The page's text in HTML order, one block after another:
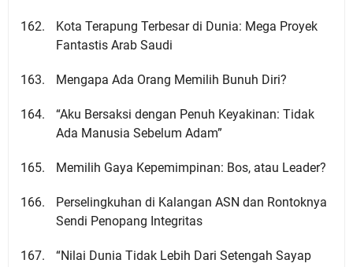
Kota Terapung Terbesar di Dunia: Mega Proyek
Fantastis Arab Saudi
Mengapa Ada Orang Memilih Bunuh Diri?
“Aku Bersaksi dengan Penuh Keyakinan: Tidak
Ada Manusia Sebelum Adam”
Memilih Gaya Kepemimpinan: Bos, atau Leader?
Perselingkuhan di Kalangan ASN dan Rontoknya
Sendi Penopang Integritas
“Nilai Dunia Tidak Lebih Dari Setengah Sayap